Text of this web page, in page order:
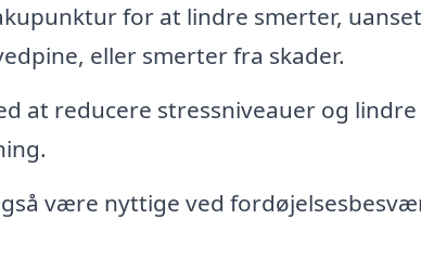
for at lindre smerter,
eller smerter fra skader.
at reducere stressniveauer og lindre
være nyttige ved